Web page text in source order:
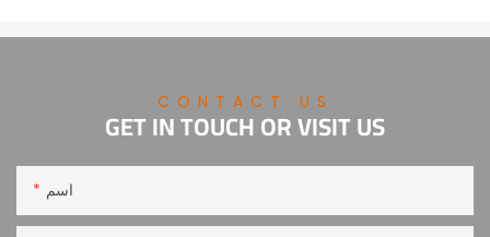
CONTACT US
GET IN TOUCH OR VISIT US
اسم